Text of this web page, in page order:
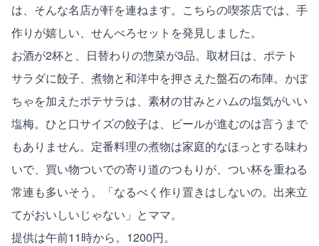
は、そんな名店が軒を連ねます。こちらの喫茶店では、手
作りが嬉しい、せんべろセットを発見しました。
お酒が2杯と、日替わりの惣菜が3品。取材日は、ポテト
サラダに餃子、煮物と和洋中を押さえた盤石の布陣。かぼ
ちゃを加えたポテサラは、素材の甘みとハムの塩気がいい
塩梅。ひと口サイズの餃子は、ビールが進むのは言うまで
もありません。定番料理の煮物は家庭的なほっとする味わ
いで、買い物ついでの寄り道のつもりが、つい杯を重ねる
常連も多いそう。「なるべく作り置きはしないの。出来立
てがおいしいじゃない」とママ。
提供は午前11時から。1200円。